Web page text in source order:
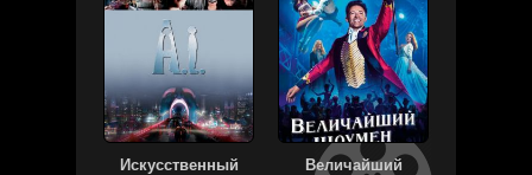
Искусственный
Величайший